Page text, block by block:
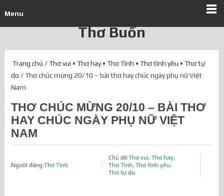
Menu
Thơ Buồn
Trang chủ /Thơ vui •Thơ hay•Thơ Tình •Thơ tình yêu •Thơ tự
do / Thơ chúc mừng 20/10 – bài thơ hay chúc ngày phụ nữ Việt
Nam
THƠ CHÚC MỪNG 20/10 – BÀI THƠ
HAY CHÚC NGÀY PHỤ NỮ VIỆT
NAM
Người đăng:Thơ Tình
Chủ đề:Thơ vui,Thơ hay,
Thơ Tình,Thơ tình yêu,
Thơ tự do